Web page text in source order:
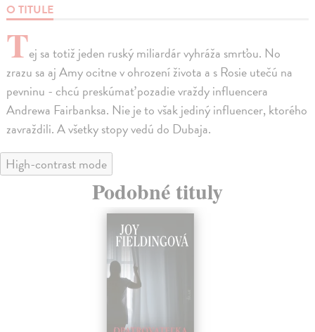
O TITULE
Tej sa totiž jeden ruský miliardár vyhráža smrťou. No
zrazu sa aj Amy ocitne v ohrození života a s Rosie utečú na
pevninu - chcú preskúmať pozadie vraždy influencera
Andrewa Fairbanksa. Nie je to však jediný influencer, ktorého
zavraždili. A všetky stopy vedú do Dubaja.
High-contrast mode
Podobné tituly